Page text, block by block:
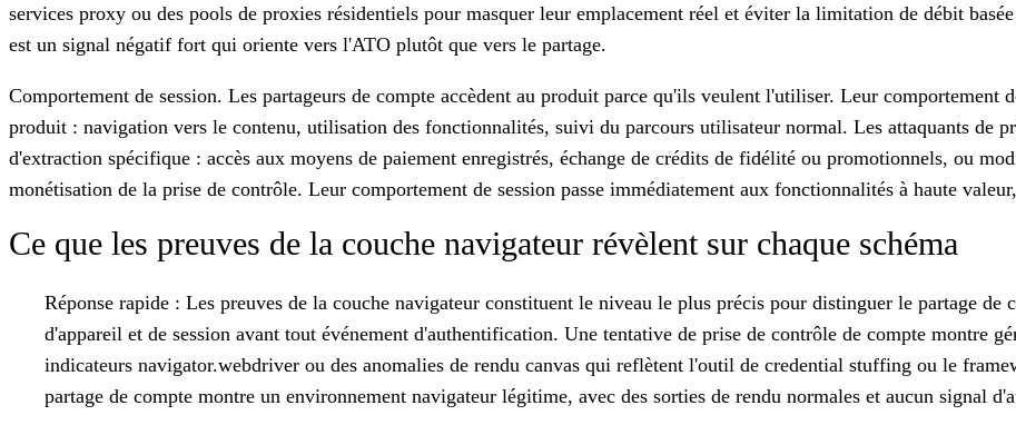
services proxy ou des pools de proxies résidentiels pour masquer leur emplacement réel et éviter la limitation de débit
est un signal négatif fort qui oriente vers l'ATO plutôt que vers le partage.
Comportement de session. Les partageurs de compte accèdent au produit parce qu'ils veulent l'utiliser. Leur comportement
produit : navigation vers le contenu, utilisation des fonctionnalités, suivi du parcours utilisateur normal. Les attaquants de
d'extraction spécifique : accès aux moyens de paiement enregistrés, échange de crédits de fidélité ou promotionnels, ou
monétisation de la prise de contrôle. Leur comportement de session passe immédiatement aux fonctionnalités à haute
Ce que les preuves de la couche navigateur révèlent sur chaque schéma
Réponse rapide : Les preuves de la couche navigateur constituent le niveau le plus précis pour distinguer le partage de
d'appareil et de session avant tout événement d'authentification. Une tentative de prise de contrôle de compte montre
indicateurs navigator.webdriver ou des anomalies de rendu canvas qui reflètent l'outil de credential stuffing ou le
partage de compte montre un environnement navigateur légitime, avec des sorties de rendu normales et aucun signal